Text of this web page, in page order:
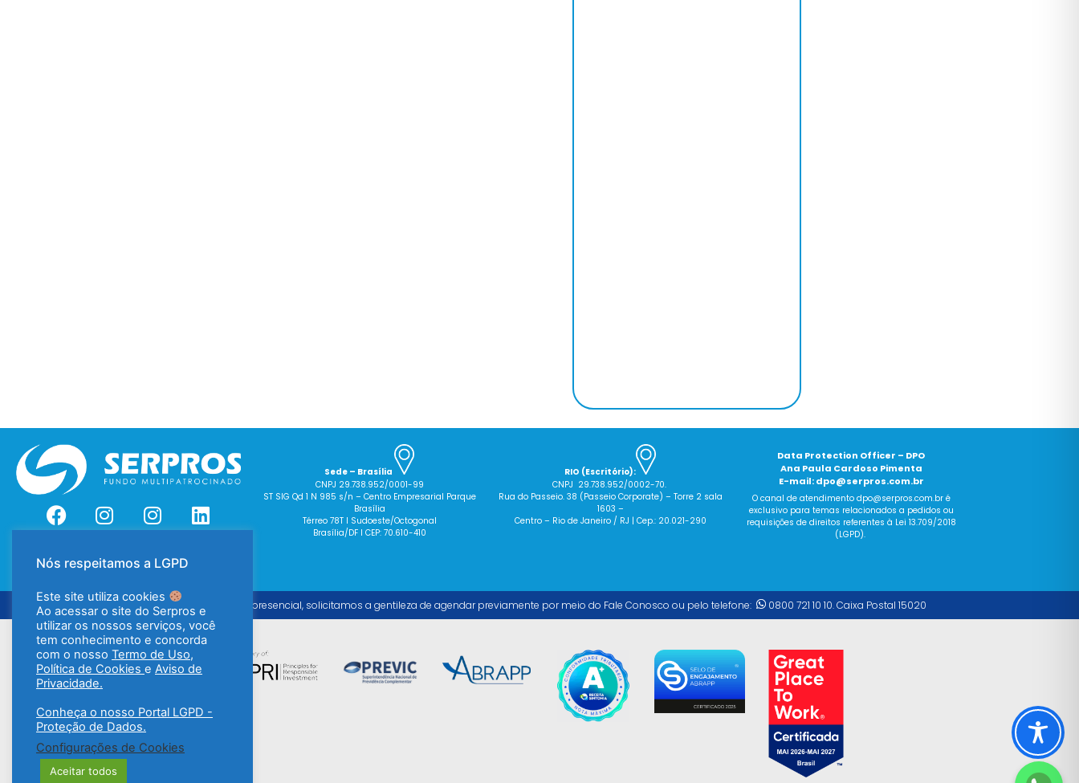
Sede – Brasília
CNPJ 29.738.952/0001-99
ST SIG Qd 1 N 985 s/n – Centro Empresarial Parque
Brasília
Térreo 78T I Sudoeste/Octogonal
Brasília/DF I CEP: 70.610-410
RIO (Escritório):
CNPJ 29.738.952/0002-70.
Rua do Passeio. 38 (Passeio Corporate) – Torre 2 sala
1603 –
Centro – Rio de Janeiro / RJ | Cep.: 20.021-290
Data Protection Officer – DPO
Ana Paula Cardoso Pimenta
E-mail:dpo@serpros.com.br
O canal deatendimento dpo@serpros.com.br é
exclusivo para temas relacionados a pedidos ou
requisições dedireitos referentes à Lei 13.709/2018
(LGPD).
Para o atendimento presencial, solicitamos a gentileza de agendar previamente por meio do Fale Conosco ou pelo telefone: 0800 721 10 10. Caixa Postal 15020
Nós respeitamos a LGPD
Este site utiliza cookies
Ao acessar o site do Serpros e
utilizar os nossos serviços, você
tem conhecimento e concorda
com o nosso Termo de Uso,
Política de Cookies e Aviso de
Privacidade.
Conheça o nosso Portal LGPD -
Proteção de Dados.
Configurações de Cookies
Aceitar todos